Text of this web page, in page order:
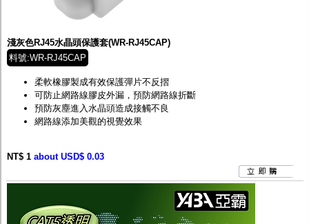
淺灰色RJ45水晶頭保護套(WR-RJ45CAP)
料號:WR-RJ45CAP
柔軟橡膠製成有效保護彈片不反摺
可防止網路線膠皮外漏，預防網路線折斷
預防灰塵進入水晶頭造成接觸不良
網路線添加美觀的視覺效果
NT$ 1 about USD$ 0.03